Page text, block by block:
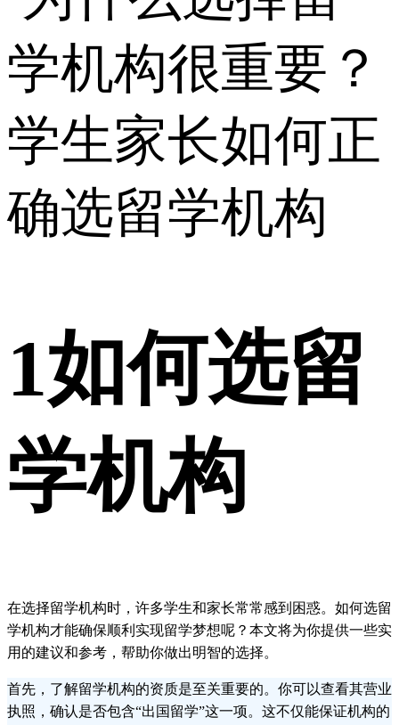
1如何选留
学机构
在选择留学机构时，许多学生和家长常常感到困惑。如何选留
学机构才能确保顺利实现留学梦想呢？本文将为你提供一些实
用的建议和参考，帮助你做出明智的选择。
首先，了解留学机构的资质是至关重要的。你可以查看其营业
执照，确认是否包含“出国留学”这一项。这不仅能保证机构的